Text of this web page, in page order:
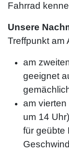
Fahrrad
Unsere
Treffpunkt am
am
geeignet
am
um 14 Uhr)
für geübte